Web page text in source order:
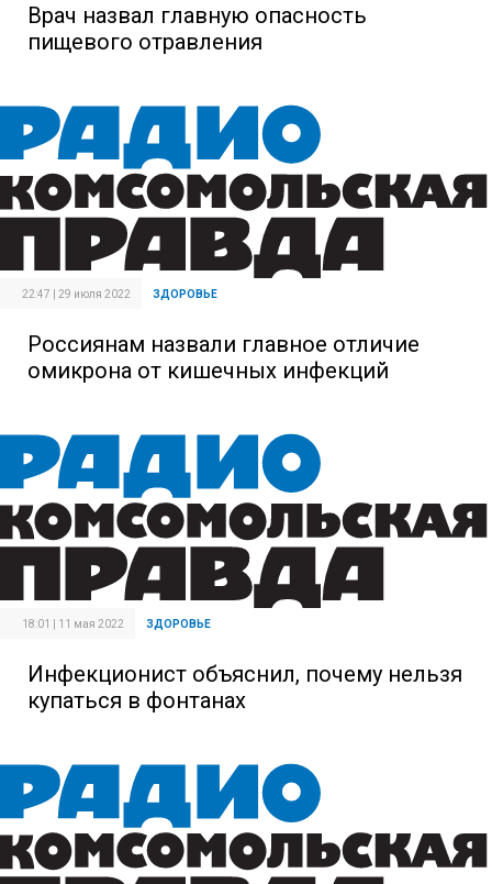
Врач назвал главную опасность
пищевого отравления
22:47 | 29 июля 2022 ЗДОРОВЬЕ
Россиянам назвали главное отличие
омикрона от кишечных инфекций
18:01 | 11 мая 2022 ЗДОРОВЬЕ
Инфекционист объяснил, почему нельзя
купаться в фонтанах